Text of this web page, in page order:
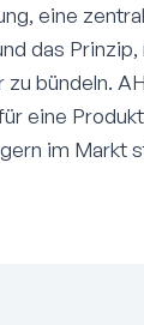
eine
das
zu bündeln.
eine
im Markt